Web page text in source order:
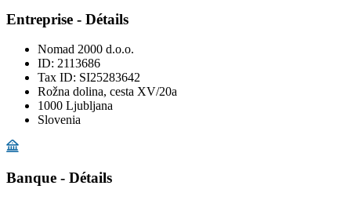
Entreprise - Détails
Nomad 2000 d.o.o.
ID: 2113686
Tax ID: SI25283642
Rožna dolina, cesta XV/20a
1000 Ljubljana
Slovenia
Banque - Détails